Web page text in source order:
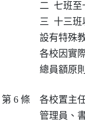
二  七班
三  十三
設有特殊
各校因實
總員額原
第 6 條
各校置主
管理員、